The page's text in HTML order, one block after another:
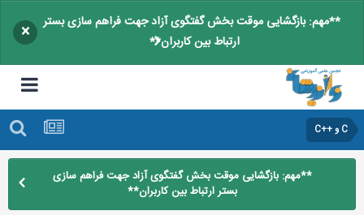
**مهم: بازگشایی موقت بخش گفتگوی آزاد جهت فراهم سازی بستر
ارتباط بین کاربران**
×
C و ++C
**مهم: بازگشایی موقت بخش گفتگوی آزاد جهت فراهم سازی
بستر ارتباط بین کاربران**